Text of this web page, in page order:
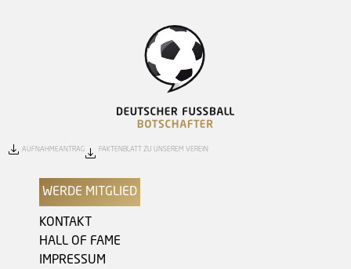
AUFNAHMEANTRAG FAKTENBLATT ZU UNSEREM VEREIN
WERDE MITGLIED
KONTAKT
HALL OF FAME
IMPRESSUM